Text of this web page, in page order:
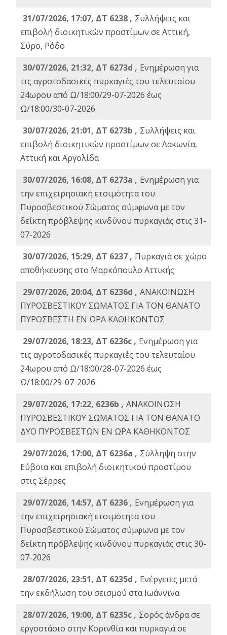
31/07/2026, 17:07, ΔΤ 6238 , Συλλήψεις και
επιβολή διοικητικών προστίμων σε Αττική,
Σύρο, Ρόδο
30/07/2026, 21:32, ΔΤ 6273d , Ενημέρωση για
τις αγροτοδασικές πυρκαγιές του τελευταίου
24ωρου από Ω/18:00/29-07-2026 έως
Ω/18:00/30-07-2026
30/07/2026, 21:01, ΔΤ 6273b , Συλλήψεις και
επιβολή διοικητικών προστίμων σε Λακωνία,
Αττική και Αργολίδα
30/07/2026, 16:08, ΔΤ 6273a , Ενημέρωση για
την επιχειρησιακή ετοιμότητα του
Πυροσβεστικού Σώματος σύμφωνα με τον
δείκτη πρόβλεψης κινδύνου πυρκαγιάς στις 31-
07-2026
30/07/2026, 15:29, ΔΤ 6237 , Πυρκαγιά σε χώρο
αποθήκευσης στο Μαρκόπουλο Αττικής
29/07/2026, 20:04, ΔΤ 6236d , ΑΝΑΚΟΙΝΩΣΗ
ΠΥΡΟΣΒΕΣΤΙΚΟΥ ΣΩΜΑΤΟΣ ΓΙΑ ΤΟΝ ΘΑΝΑΤΟ
ΠΥΡΟΣΒΕΣΤΗ ΕΝ ΩΡΑ ΚΑΘΗΚΟΝΤΟΣ
29/07/2026, 18:23, ΔΤ 6236c , Ενημέρωση για
τις αγροτοδασικές πυρκαγιές του τελευταίου
24ωρου από Ω/18:00/28-07-2026 έως
Ω/18:00/29-07-2026
29/07/2026, 17:22, 6236b , ΑΝΑΚΟΙΝΩΣΗ
ΠΥΡΟΣΒΕΣΤΙΚΟΥ ΣΩΜΑΤΟΣ ΓΙΑ ΤΟΝ ΘΑΝΑΤΟ
ΔΥΟ ΠΥΡΟΣΒΕΣΤΩΝ ΕΝ ΩΡΑ ΚΑΘΗΚΟΝΤΟΣ
29/07/2026, 17:00, ΔΤ 6236a , Σύλληψη στην
Εύβοια και επιβολή διοικητικού προστίμου
στις Σέρρες
29/07/2026, 14:57, ΔΤ 6236 , Ενημέρωση για
την επιχειρησιακή ετοιμότητα του
Πυροσβεστικού Σώματος σύμφωνα με τον
δείκτη πρόβλεψης κινδύνου πυρκαγιάς στις 30-
07-2026
28/07/2026, 23:51, ΔΤ 6235d , Ενέργειες μετά
την εκδήλωση του σεισμού στα Ιωάννινα
28/07/2026, 19:00, ΔΤ 6235c , Σορός άνδρα σε
εργοστάσιο στην Κορινθία και πυρκαγιά σε